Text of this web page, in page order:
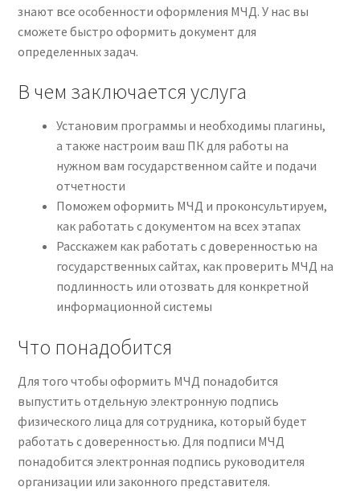
знают все особенности оформления МЧД. У нас вы
сможете быстро оформить документ для
определенных задач.
В чем заключается услуга
Установим программы и необходимы плагины,
а также настроим ваш ПК для работы на
нужном вам государственном сайте и подачи
отчетности
Поможем оформить МЧД и проконсультируем,
как работать с документом на всех этапах
Расскажем как работать с доверенностью на
государственных сайтах, как проверить МЧД на
подлинность или отозвать для конкретной
информационной системы
Что понадобится
Для того чтобы оформить МЧД понадобится
выпустить отдельную электронную подпись
физического лица для сотрудника, который будет
работать с доверенностью. Для подписи МЧД
понадобится электронная подпись руководителя
организации или законного представителя.